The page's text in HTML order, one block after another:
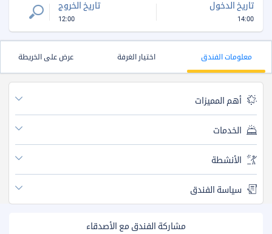
تاريخ الدخول
14:00
تاريخ الخروج
12:00
معلومات الفندق اختيار الغرفة عرض على الخريطة
أهم المميزات
الخدمات
الأنشطة
سياسة الفندق
مشاركة الفندق مع الأصدقاء